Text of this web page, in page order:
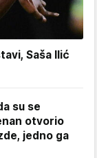
Saša Ilić
su se
otvorio
jedno ga